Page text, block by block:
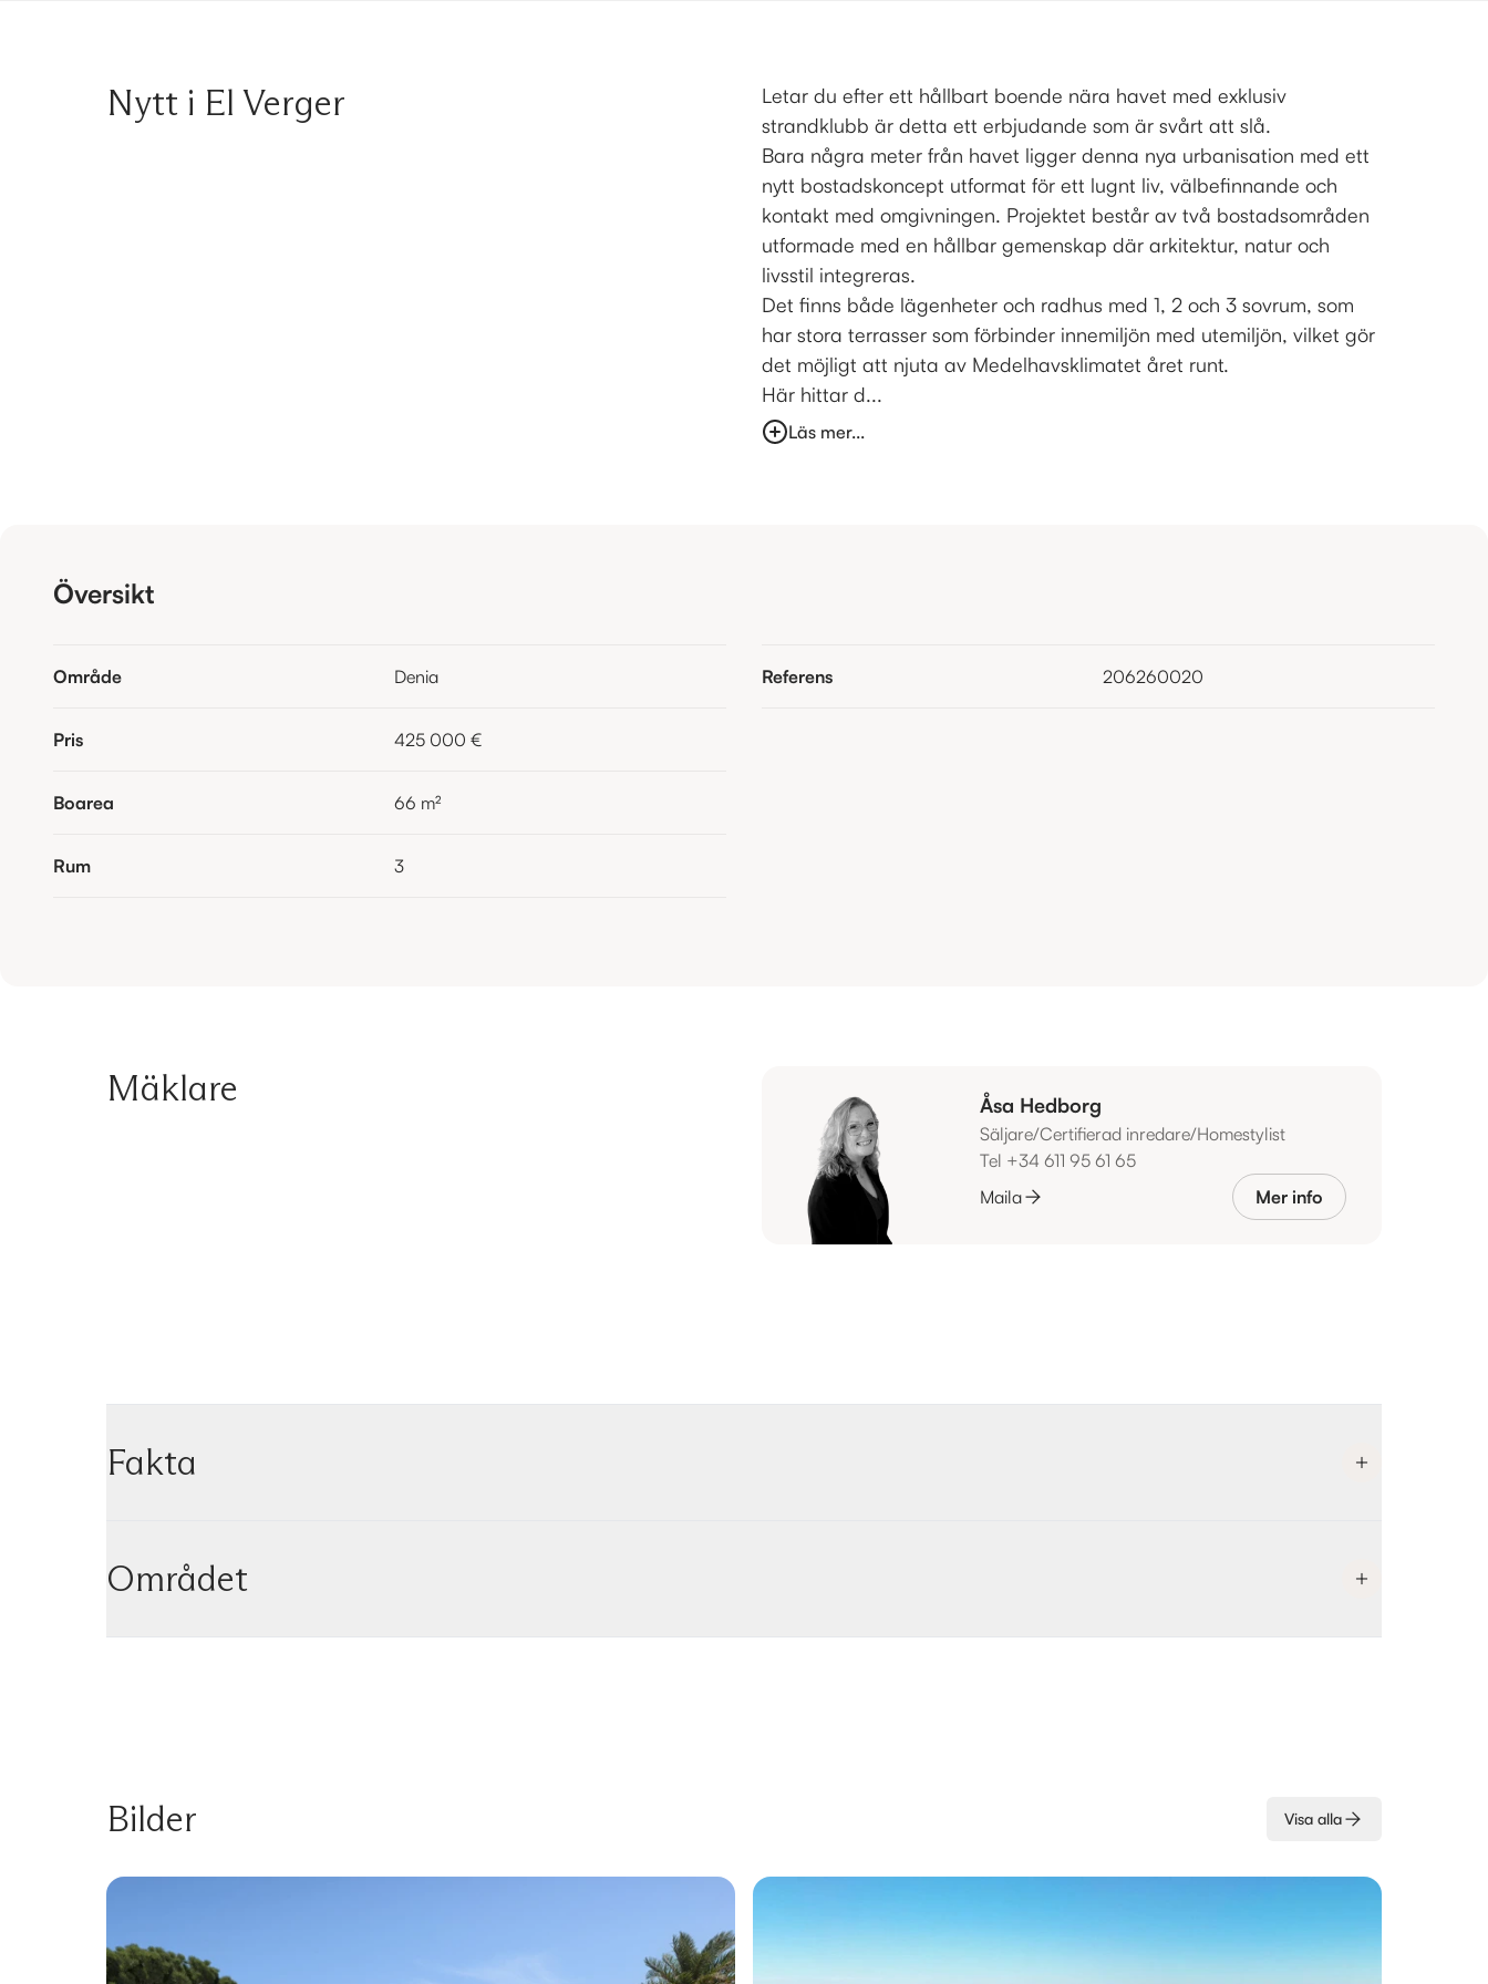
Nytt i El Verger
Letar du efter ett hållbart boende nära havet med exklusiv
strandklubb är detta ett erbjudande som är svårt att slå.
Bara några meter från havet ligger denna nya urbanisation med ett
nytt bostadskoncept utformat för ett lugnt liv, välbefinnande och
kontakt med omgivningen. Projektet består av två bostadsområden
utformade med en hållbar gemenskap där arkitektur, natur och
livsstil integreras.
Det finns både lägenheter och radhus med 1, 2 och 3 sovrum, som
har stora terrasser som förbinder innemiljön med utemiljön, vilket gör
det möjligt att njuta av Medelhavsklimatet året runt.
Här hittar d...
Läs mer...
Översikt
Område Denia
Pris 425 000 €
Boarea 66 m²
Rum 3
Referens 206260020
Mäklare Åsa Hedborg
Säljare/Certifierad inredare/Homestylist
Tel +34 611 95 61 65
Maila
Mer info
Fakta
Området
Bilder Visa alla